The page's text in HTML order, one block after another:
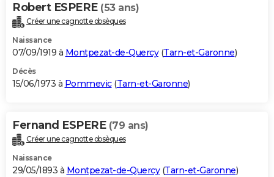
Robert ESPERE (53 ans)
Créer une cagnotte obsèques
Naissance
07/09/1919 à Montpezat-de-Quercy(Tarn-et-Garonne)
Décès
15/06/1973 à Pommevic(Tarn-et-Garonne)
Fernand ESPERE (79 ans)
Créer une cagnotte obsèques
Naissance
29/05/1893 à Montpezat-de-Quercy(Tarn-et-Garonne)